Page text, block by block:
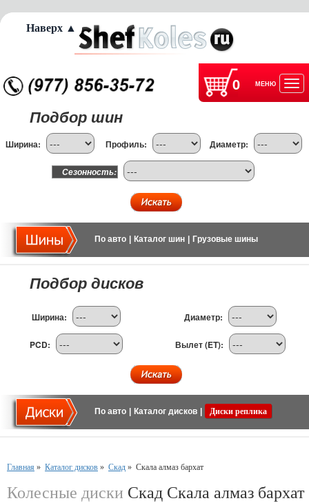
0 МЕНЮ
Подбор шин
Ширина: Профиль: Диаметр:
Сезонность:
По авто Каталог шин Грузовые шины
Подбор дисков
Ширина: Диаметр:
PCD: Вылет (ET):
По авто Каталог дисков Диски реплика
Главная » Каталог дисков » Скад » Скала алмаз бархат
Колесные диски Скад Скала алмаз бархат
Наверх ▲